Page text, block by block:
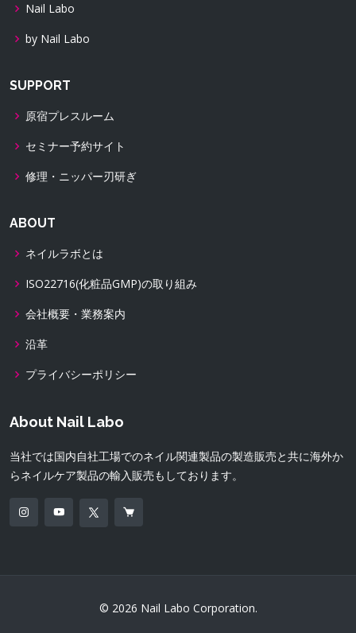
Nail Labo
by Nail Labo
SUPPORT
原宿プレスルーム
セミナー予約サイト
修理・ニッパー刃研ぎ
ABOUT
ネイルラボとは
ISO22716(化粧品GMP)の取り組み
会社概要・業務案内
沿革
プライバシーポリシー
About Nail Labo
当社では国内自社工場でのネイル関連製品の製造販売と共に海外か
らネイルケア製品の輸入販売もしております。
© 2026 Nail Labo Corporation.